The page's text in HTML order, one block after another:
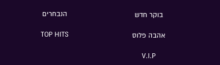
בוקר חדש
אהבה פלוס
V.I.P
הנבחרים
TOP HITS